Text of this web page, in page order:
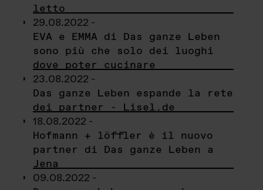
letto
29.08.2022 -
EVA e EMMA di Das ganze Leben
sono più che solo dei luoghi
dove poter cucinare
23.08.2022 -
Das ganze Leben espande la rete
dei partner - Lisel.de
18.08.2022 -
Hofmann + löffler è il nuovo
partner di Das ganze Leben a
Jena
09.08.2022 -